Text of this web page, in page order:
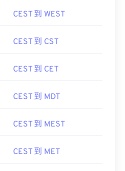
CEST 到 WEST
CEST 到 CST
CEST 到 CET
CEST 到 MDT
CEST 到 MEST
CEST 到 MET